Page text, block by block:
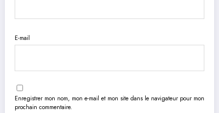
E-mail
Enregistrer mon nom, mon e-mail et mon site dans le navigateur pour mon
prochain commentaire.